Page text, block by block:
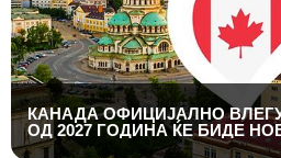
КАНАДА ОФИЦИЈАЛНО
ОД 2027 ГОДИНА ЌЕ БИДЕ
НАЈГОЛЕМОТО МУЗИЧКО